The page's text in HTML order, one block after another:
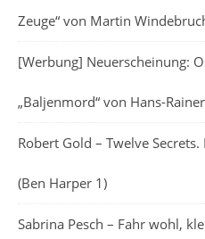
Zeuge“ von Martin
[Werbung] Neuerscheinung:
„Baljenmord“ von Hans-
Robert Gold – Twelve
(Ben Harper 1)
Sabrina Pesch – Fahr wohl,